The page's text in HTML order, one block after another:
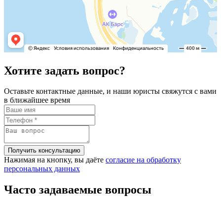
Хотите задать вопрос?
Оставьте контактные данные, и наши юристы свяжутся с вами
в ближайшее время
Нажимая на кнопку, вы даёте согласие на обработку
персональных данных
Часто задаваемые вопросы